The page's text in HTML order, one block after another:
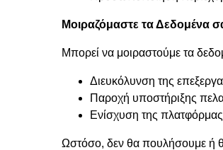
Μοιραζόμαστε τα Δεδομένα
Μπορεί να μοιραστούμε τα
Διευκόλυνση της
Παροχή υποστήριξης
Ενίσχυση της
Ωστόσο, δεν θα πουλήσουμε ή